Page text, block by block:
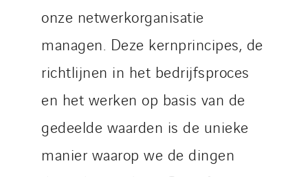
onze netwerkorganisatie
managen. Deze kernprincipes, de
richtlijnen in het bedrijfsproces
en het werken op basis van de
gedeelde waarden is de unieke
manier waarop we de dingen